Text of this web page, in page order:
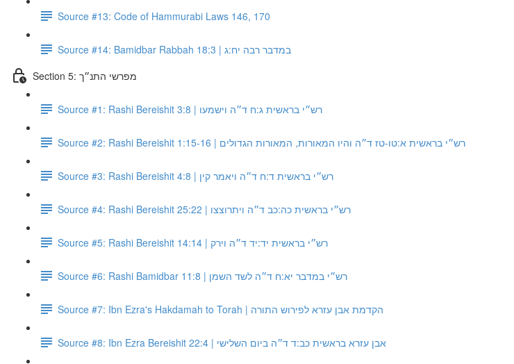
Source #13: Code of Hammurabi Laws 146, 170
Source #14: Bamidbar Rabbah 18:3 | במדבר רבה יח:ג
Section 5: מפרשי התנ״ך
Source #1: Rashi Bereishit 3:8 | רש״י בראשית ג:ח ד״ה וישמעו
Source #2: Rashi Bereishit 1:15-16 | רש״י בראשית א:טו-טז ד״ה והיו המאורות, המאורות הגדולים
Source #3: Rashi Bereishit 4:8 | רש״י בראשית ד:ח ד״ה ויאמר קין
Source #4: Rashi Bereishit 25:22 | רש״י בראשית כה:כב ד״ה ויתרוצצו
Source #5: Rashi Bereishit 14:14 | רש״י בראשית יד:יד ד״ה וירק
Source #6: Rashi Bamidbar 11:8 | רש״י במדבר יא:ח ד״ה לשד השמן
Source #7: Ibn Ezra's Hakdamah to Torah | הקדמת אבן עזרא לפירוש התורה
Source #8: Ibn Ezra Bereishit 22:4 | אבן עזרא בראשית כב:ד ד״ה ביום השלישי